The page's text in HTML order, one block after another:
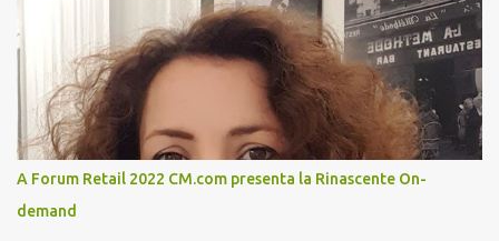
A Forum Retail 2022 CM.com presenta la Rinascente On-
demand